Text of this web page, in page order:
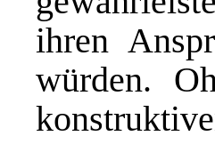
ihren
würden.